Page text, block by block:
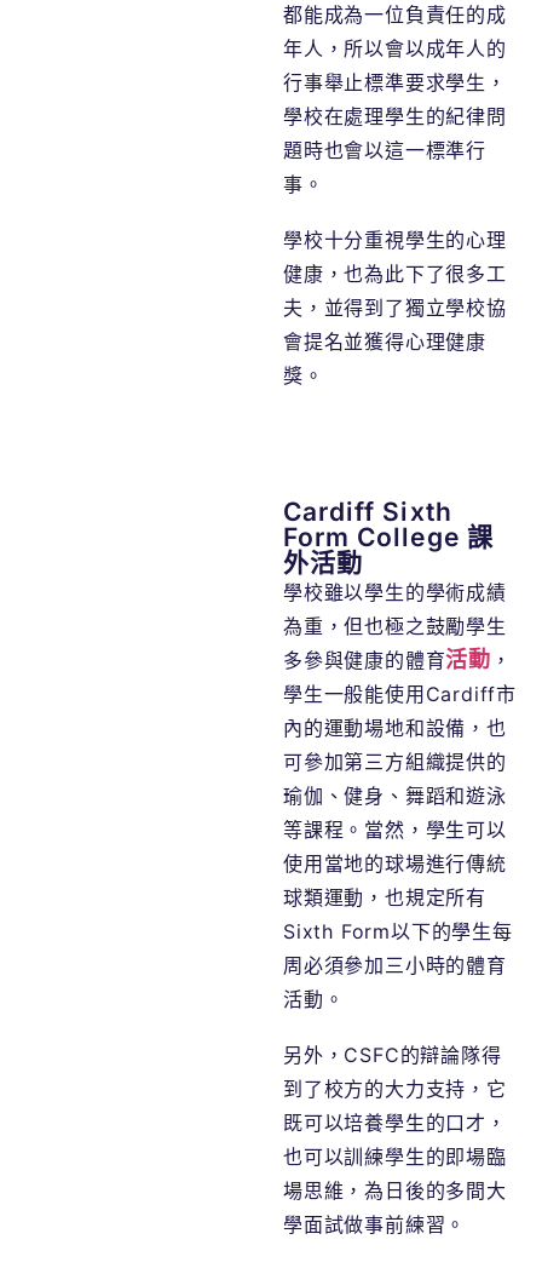
都能成為一位負責任的成
年人，所以會以成年人的
行事舉止標準要求學生，
學校在處理學生的紀律問
題時也會以這一標準行
事。
學校十分重視學生的心理
健康，也為此下了很多工
夫，並得到了獨立學校協
會提名並獲得心理健康
獎。
Cardiff Sixth
Form College 課
外活動
學校雖以學生的學術成績
為重，但也極之鼓勵學生
多參與健康的體育活動 ，
學生一般能使用Cardiff市
內的運動場地和設備，也
可參加第三方組織提供的
瑜伽、健身、舞蹈和遊泳
等課程。當然，學生可以
使用當地的球場進行傳統
球類運動，也規定所有
Sixth Form以下的學生每
周必須參加三小時的體育
活動。
另外，CSFC的辯論隊得
到了校方的大力支持，它
既可以培養學生的口才，
也可以訓練學生的即場臨
場思維，為日後的多間大
學面試做事前練習。